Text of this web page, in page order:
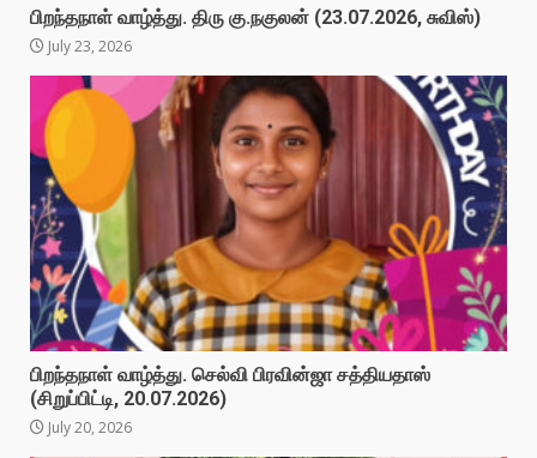
பிறந்தநாள் வாழ்த்து. திரு கு.நகுலன் (23.07.2026, சுவிஸ்)
July 23, 2026
பிறந்தநாள் வாழ்த்து. செல்வி பிரவின்ஜா சத்தியதாஸ்
(சிறுப்பிட்டி, 20.07.2026)
July 20, 2026